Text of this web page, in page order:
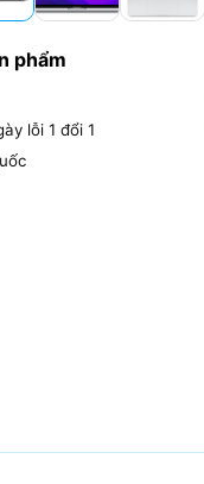
phẩm
lỗi 1 đổi 1